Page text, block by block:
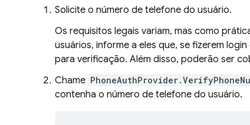
Solicite o número de telefone do usuário.
Os requisitos legais variam, mas como
usuários, informe a eles que, se fizerem
para verificação. Além disso, poderão ser
Chame
contenha o número de telefone do usuário.